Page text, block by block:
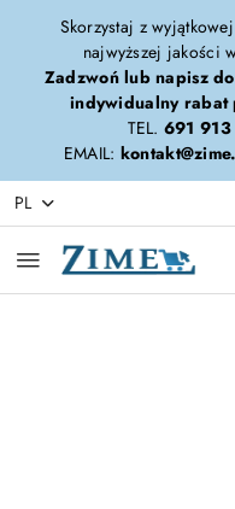
Przejdź do treści
Przejdź do
Przejdź do moje
Przejdź do menu
Przejdź do opisu
Przejdź do stopki
Skorzystaj z
najwyższej jakości
Zadzwoń lub napisz
indywidualny rabat
TEL. 691 913
EMAIL:
PL